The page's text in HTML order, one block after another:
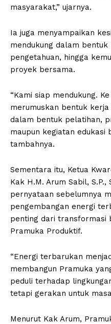
masyarakat,” ujarnya.
Ia juga menyampaikan
mendukung dalam
pengetahuan, hingga
proyek bersama.
“Kami siap mendukung.
merumuskan bentuk
dalam bentuk pelatihan,
maupun kegiatan edukasi
tambahnya.
Sementara itu, Ketua
Kak H.M. Arum Sabil, S.P.,
pernyataan sebelumnya
pengembangan energi
penting dari transformasi
Pramuka Produktif.
“Energi terbarukan
membangun Pramuka
peduli terhadap
tetapi gerakan untuk
Menurut Kak Arum,